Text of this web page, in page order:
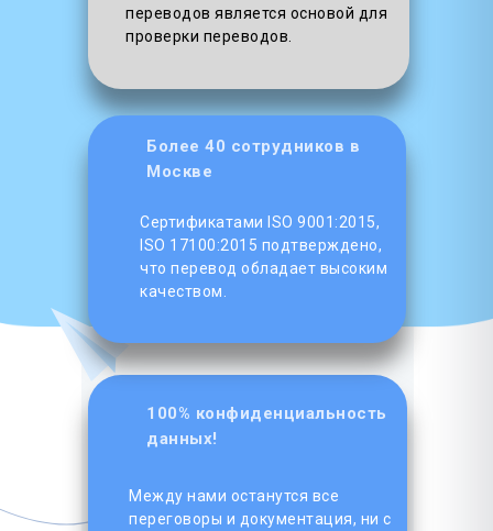
переводов является основой для
проверки переводов.
100% конфиденциальность
данных!
Между нами останутся все
переговоры и документация, ни с
Более 40 сотрудников в
Москве
Сертификатами ISO 9001:2015,
ISO 17100:2015 подтверждено,
что перевод обладает высоким
качеством.